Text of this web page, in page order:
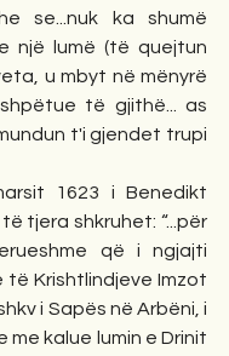
se...nuk ka shumë
një lumë (të quejtun
u mbyt në mënyrë
të gjithë... as
t'i gjendet trupi
1623 i Benedikt
tjera shkruhet: “...për
që i ngjajti
Krishtlindjeve Imzot
i Sapës në Arbëni, i
me kalue lumin e Drinit